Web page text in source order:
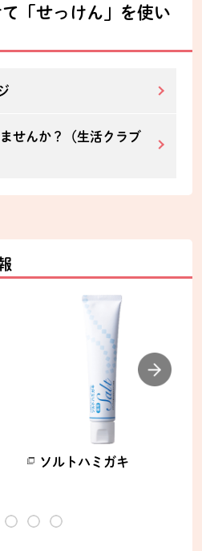
「せっけん」を使い
せんか？（生活クラブ
ソルトハミガキ